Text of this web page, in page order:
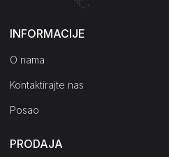
INFORMACIJE
O nama
Kontaktirajte nas
Posao
PRODAJA